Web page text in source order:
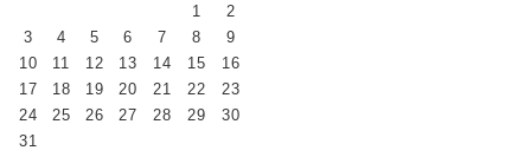
1
2
3
4 5 6 7 8
9
10
11 12 13 14 15
16
17
18 19 20 21 22
23
24
25 26 27 28 29
30
31